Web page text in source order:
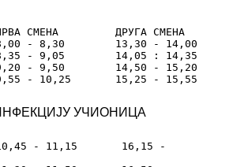
СМЕНА         ДРУГА СМЕНА
4.  9,55 - 10,25       15,25 - 15,55
УЧИОНИЦА
- 11,15       16,15 -